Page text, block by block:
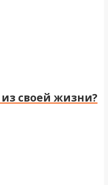
из своей жизни?